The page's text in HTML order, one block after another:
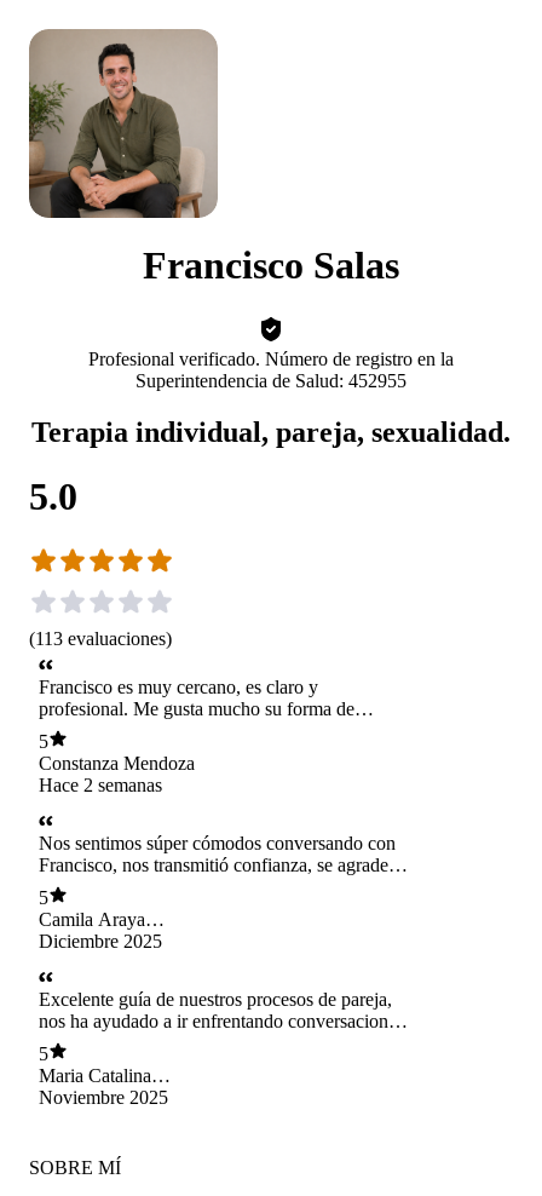
Francisco Salas
Profesional verificado. Número de registro en la
Superintendencia de Salud: 452955
Terapia individual, pareja, sexualidad.
5.0
(113 evaluaciones)
Francisco es muy cercano, es claro y
profesional. Me gusta mucho su forma de
trabajo.
5
Constanza Mendoza
Hace 2 semanas
Nos sentimos súper cómodos conversando con
Francisco, nos transmitió confianza, se agradece
su asertividad, sentimos buen dominio de los
temas tratados en la sesión. De todas maneras
seguiremos el proceso con él
5
Camila Araya
Navarro
Diciembre 2025
Excelente guía de nuestros procesos de pareja,
nos ha ayudado a ir enfrentando conversaciones
difíciles, con empatía y herramientas claras
5
Maria Catalina
Valdés Rojas
Noviembre 2025
SOBRE MÍ